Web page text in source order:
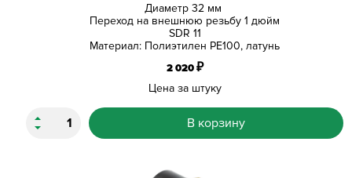
Диаметр 32 мм
Переход на внешнюю резьбу 1 дюйм
SDR 11
Материал: Полиэтилен PE100, латунь
2 020₽
Цена за штуку
В корзину